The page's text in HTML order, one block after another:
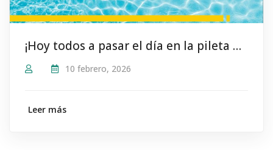
¡Hoy todos a pasar el día en la pileta del #SindicatoDeCamioneros!
10 febrero, 2026
Leer más